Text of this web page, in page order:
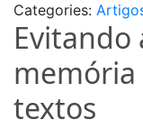
Categories:
Evitando
memória
textos